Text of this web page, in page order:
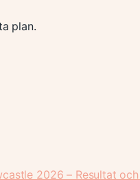
plan.
2026 – Resultat